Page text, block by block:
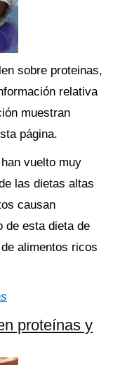
sobre proteinas,
relativa
muestran
página.
vuelto muy
las dietas altas
causan
de esta dieta de
alimentos ricos
proteínas y